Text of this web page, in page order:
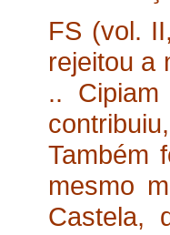
FS (vol.
rejeitou a
..
Também
mesmo
Castela,